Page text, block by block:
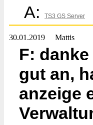
A:
TS3 GS Server
30.01.2019 Mattis
F:
gut an,
anzeige